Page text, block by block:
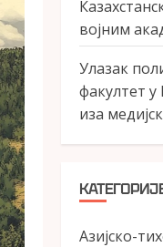
војним
Улазак
факултет
иза
Азијско-